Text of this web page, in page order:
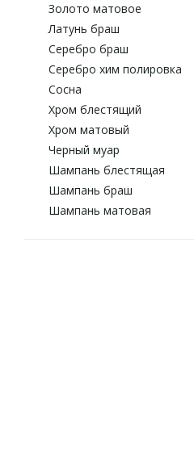
Золото матовое
Латунь браш
Серебро браш
Серебро хим полировка
Сосна
Хром блестящий
Хром матовый
Черный муар
Шампань блестящая
Шампань браш
Шампань матовая